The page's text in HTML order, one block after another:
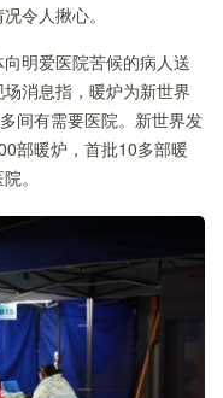
令人揪心。
明爱医院苦候的病人送
消息指，暖炉为新世界
间有需要医院。新世界发
部暖炉，首批10多部暖
。